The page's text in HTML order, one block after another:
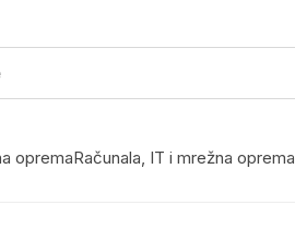
opremaRačunala, IT i mrežna oprema